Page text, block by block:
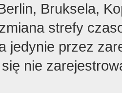
Bruksela,
strefy
jedynie przez
nie